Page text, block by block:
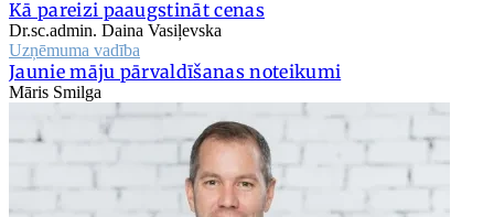
Kā pareizi paaugstināt cenas
Dr.sc.admin. Daina Vasiļevska
Uzņēmuma vadība
Jaunie māju pārvaldīšanas noteikumi
Māris Smilga